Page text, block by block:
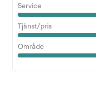
Service
Tjänst/pris
Område